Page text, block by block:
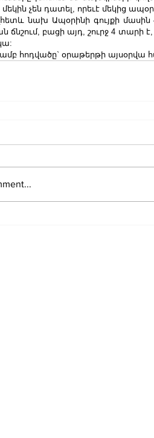
մեկին չեն դատել, որեւէ մեկից
նախ Ապօրինի գույքի մասին
բացի այդ, շուրջ 4 տարի է,
հոդվածը` օրաթերթի այսօրվա